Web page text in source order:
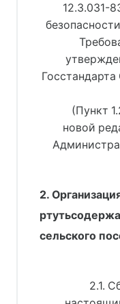
12.3.031-
(Пункт
новой
2.
сельского
2.1.